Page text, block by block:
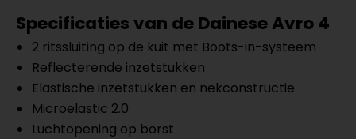
Specificaties van de Dainese Avro 4
2 ritssluiting op de kuit met Boots-in-systeem
Reflecterende inzetstukken
Elastische inzetstukken en nekconstructie
Microelastic 2.0
Luchtopening op borst